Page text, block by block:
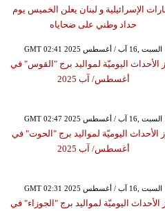
الإسرائيلية و لبنان يعلن الخميس يوم
حداد وطني على ضحاياه
GMT 02:41 2025 السبت ,16 آب / أغسطس
الأحداث اليوميّة لمواليد برج "القوس" في
أغسطس/ آب 2025
GMT 02:47 2025 السبت ,16 آب / أغسطس
الأحداث اليوميّة لمواليد برج "الحوت" في
أغسطس/ آب 2025
GMT 02:31 2025 السبت ,16 آب / أغسطس
الأحداث اليوميّة لمواليد برج "الجوزاء" في